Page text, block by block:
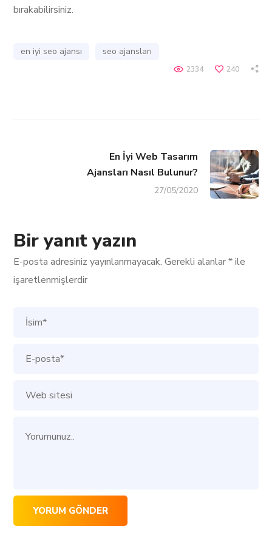
bırakabilirsiniz.
en iyi seo ajansı seo ajansları
240
2334
En İyi Web Tasarım
Ajansları Nasıl Bulunur?
27/05/2020
Bir yanıt yazın
E-posta adresiniz yayınlanmayacak. Gerekli alanlar*ile
işaretlenmişlerdir